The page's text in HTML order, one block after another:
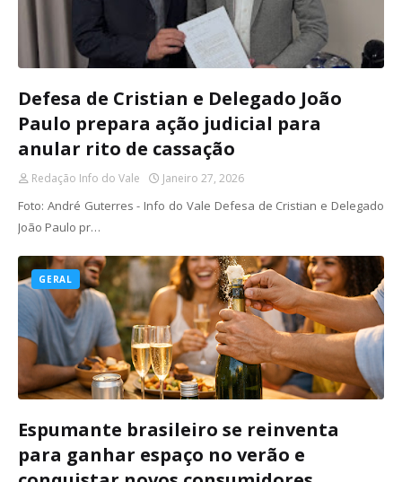
Defesa de Cristian e Delegado João
Paulo prepara ação judicial para
anular rito de cassação
Redação Info do Vale Janeiro 27, 2026
Foto: André Guterres - Info do Vale Defesa de Cristian e Delegado
João Paulo pr…
GERAL
Espumante brasileiro se reinventa
para ganhar espaço no verão e